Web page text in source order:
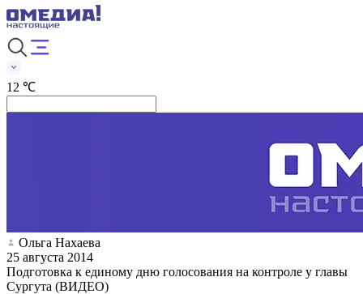
12 ℃
Ольга Нахаева
25 августа 2014
Подготовка к единому дню голосования на контроле у главы
Сургута (ВИДЕО)